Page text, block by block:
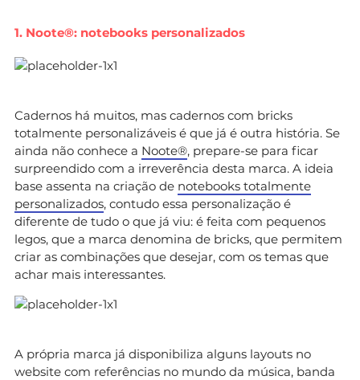
1. Noote®: notebooks personalizados
Cadernos há muitos, mas cadernos com bricks
totalmente personalizáveis é que já é outra história. Se
ainda não conhece a Noote®, prepare-se para ficar
surpreendido com a irreverência desta marca. A ideia
base assenta na criação de notebooks totalmente
personalizados, contudo essa personalização é
diferente de tudo o que já viu: é feita com pequenos
legos, que a marca denomina de bricks, que permitem
criar as combinações que desejar, com os temas que
achar mais interessantes.
A própria marca já disponibiliza alguns layouts no
website com referências no mundo da música, banda